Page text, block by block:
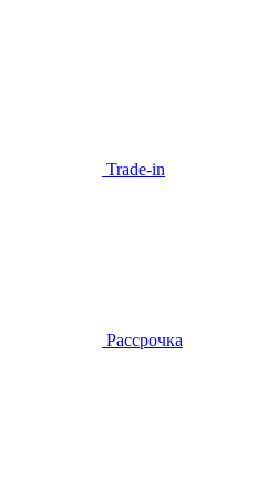
Trade-in
Рассрочка